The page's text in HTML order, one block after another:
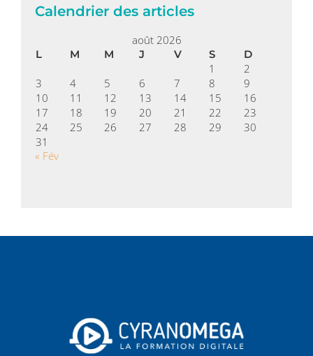
Calendrier des articles
août 2026
L M M J V S D
1
2
3
4 5 6 7 8
9
10
11 12 13 14 15
16
17
18 19 20 21 22
23
24
25 26 27 28 29
30
31
« Fév